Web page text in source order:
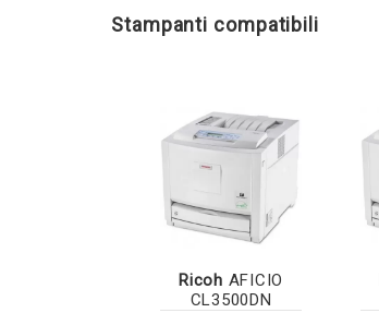
Stampanti compatibili
Ricoh AFICIO
CL3500DN